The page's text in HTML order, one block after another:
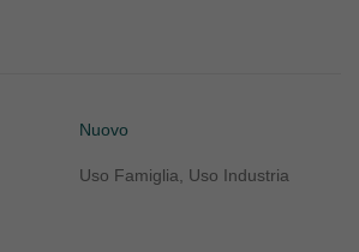
Nuovo
Uso Famiglia, Uso Industria